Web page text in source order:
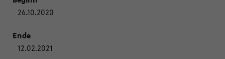
26.10.2020
12.02.2021